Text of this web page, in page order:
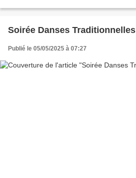
Soirée Danses Traditionnelles
Publié le 05/05/2025 à 07:27